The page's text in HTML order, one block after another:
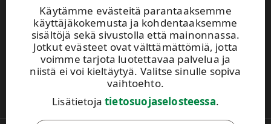
Käytämme evästeitä parantaaksemme
käyttäjäkokemusta ja kohdentaaksemme
sisältöjä sekä sivustolla että mainonnassa.
Jotkut evästeet ovat välttämättömiä, jotta
voimme tarjota luotettavaa palvelua ja
niistä ei voi kieltäytyä. Valitse sinulle sopiva
vaihtoehto.
Lisätietojatietosuojaselosteessa.
Tilaa tiedotteet
Toiminta-alueemme
UPM Vaihde
0204 15 111
Tämä sivusto on suojattu reCAPTCHA-palvelun
käyttöehdot